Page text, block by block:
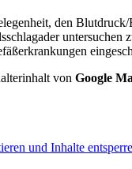
den
untersuchen
vonGoogle
und Inhalte